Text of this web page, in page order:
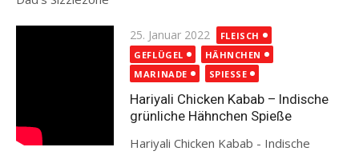
Posted
on
25. Januar 2022
FLEISCH
GEFLÜGEL
HÄHNCHEN
MARINADE
SPIESSE
Hariyali Chicken Kabab – Indische
grünliche Hähnchen Spieße
Hariyali Chicken Kabab - Indische